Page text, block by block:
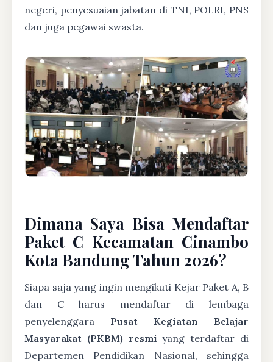
negeri, penyesuaian jabatan di TNI, POLRI, PNS
dan juga pegawai swasta.
Dimana Saya Bisa Mendaftar
Paket C Kecamatan Cinambo
Kota Bandung Tahun 2026?
Siapa saja yang ingin mengikuti Kejar Paket A, B
dan C harus mendaftar di lembaga
penyelenggara Pusat Kegiatan Belajar
Masyarakat (PKBM) resmi yang terdaftar di
Departemen Pendidikan Nasional, sehingga